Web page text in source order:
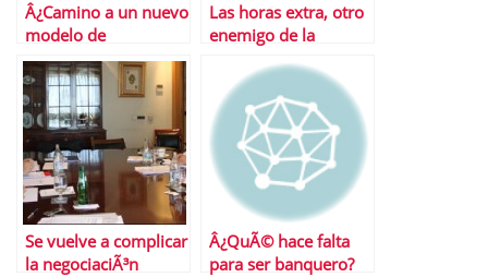
Â¿Camino a un nuevo
modelo de
actualizacion salarial?
Las horas extra, otro
enemigo de la
Se vuelve a complicar
la negociaciÃ³n
Â¿QuÃ© hace falta
para ser banquero?